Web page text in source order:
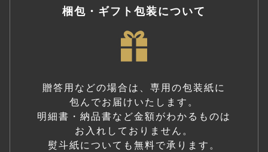
梱包・ギフト包装について
贈答用などの場合は、専用の包装紙に
包んでお届けいたします。
明細書・納品書など金額がわかるものは
お入れしておりません。
熨斗紙についても無料で承ります。